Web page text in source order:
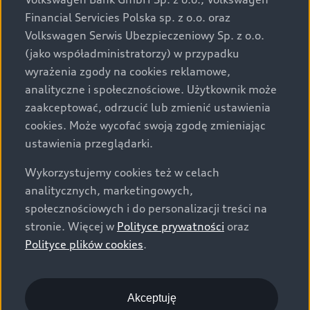
za dopłatą. Wiążące ustalenie ceny, wyposażenia i
specyfikacji pojazdu następują w umowie sprzedaży, a
określenie parametrów technicznych zawiera
świadectwo homologacji typu pojazdu. Zastrzegamy
sobie prawo do zmian i pomyłek. Wszelkie informacje
prezentowane na stronie są aktualne na dzień ich
zamieszczania. W celu uzyskania najnowszych
informacji prosimy kontaktować się z Partnerem Marki
Audi.
Wszystkie produkowane obecnie samochody marki Audi
są wykonywane z materiałów spełniających pod
względem możliwości odzysku i recyklingu wymagania
określone w normie ISO 22628 i są zgodne z
europejskimi świadectwami homologacji wydanymi wg
o.o. podlega obowiązkowi zapewnienia wszystkim
użytkownikom samochodów marki Volkswagen sieci
Financial Servicies Polska sp. z o.o. oraz
Volkswagen Serwis Ubezpieczeniowy Sp. z o.o.
(jako współadministratorzy) w przypadku
wyrażenia zgody na cookies reklamowe,
analityczne i społecznościowe. Użytkownik może
zaakceptować, odrzucić lub zmienić ustawienia
cookies. Może wycofać swoją zgodę zmieniając
ustawienia przeglądarki.
Wykorzystujemy cookies też w celach
analitycznych, marketingowych,
społecznościowych i do personalizacji treści na
stronie. Więcej w Polityce prywatności oraz
Polityce plików cookies.
Akceptuję